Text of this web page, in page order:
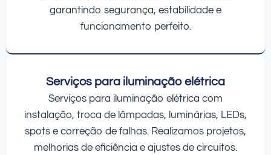
garantindo segurança, estabilidade e
funcionamento perfeito.
Serviços para iluminação elétrica
Serviços para iluminação elétrica com
instalação, troca de lâmpadas, luminárias, LEDs,
spots e correção de falhas. Realizamos projetos,
melhorias de eficiência e ajustes de circuitos.